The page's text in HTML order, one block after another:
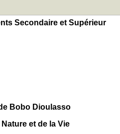
Secondaire et Supérieur
Bobo Dioulasso
et de la Vie